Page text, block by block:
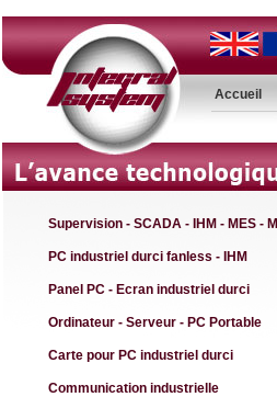
Accueil
Supervision - SCADA - IHM - MES - M
PC industriel durci fanless - IHM
Panel PC - Ecran industriel durci
Ordinateur - Serveur - PC Portable
Carte pour PC industriel durci
Communication industrielle